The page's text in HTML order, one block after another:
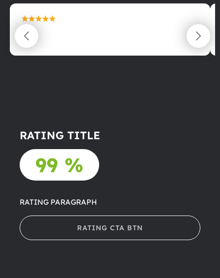
maximální spokojenost
22.06.2025
RATING TITLE
99 %
RATING PARAGRAPH
RATING CTA BTN